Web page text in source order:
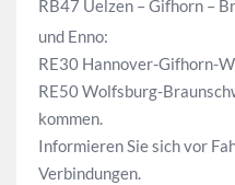
RB47 Uelzen – Gifhorn –
und Enno:
RE30 Hannover-Gifhorn-
RE50 Wolfsburg-
kommen.
Informieren Sie sich vor
Verbindungen.